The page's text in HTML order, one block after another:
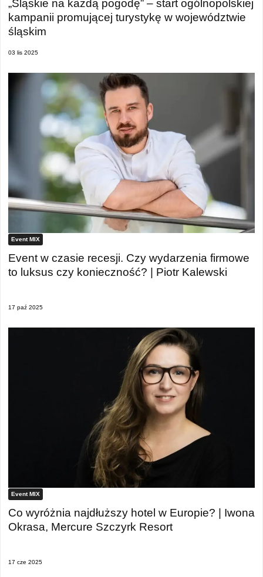
„Śląskie na każdą pogodę” – start ogólnopolskiej
kampanii promującej turystykę w województwie
śląskim
03 lis 2025
Event MIX
Event w czasie recesji. Czy wydarzenia firmowe
to luksus czy konieczność? | Piotr Kalewski
17 paź 2025
Event MIX
Co wyróżnia najdłuższy hotel w Europie? | Iwona
Okrasa, Mercure Szczyrk Resort
17 cze 2025